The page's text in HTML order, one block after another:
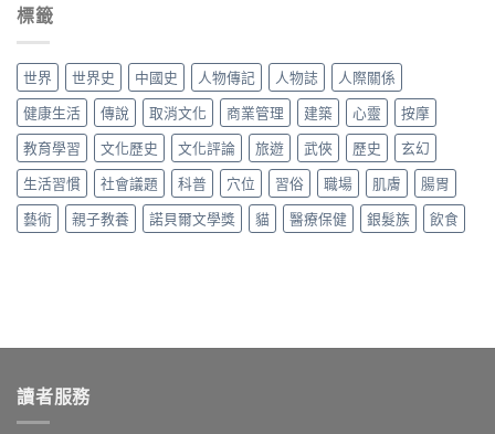
標籤
世界 世界史 中國史 人物傳記 人物誌
人際關係
健康生活
傳說 取消文化 商業管理 建築 心靈
按摩
教育學習
文化歷史 文化評論 旅遊 武俠 歷史
玄幻
生活習慣
社會議題 科普 穴位 習俗 職場 肌膚
腸胃
藝術
親子教養 諾貝爾文學獎 貓 醫療保健 銀髮族 飲食
讀者服務